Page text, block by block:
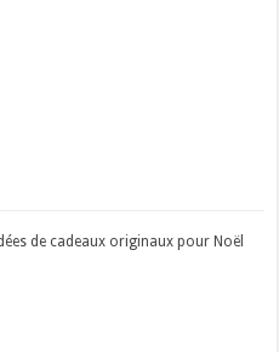
de cadeaux originaux pour Noël